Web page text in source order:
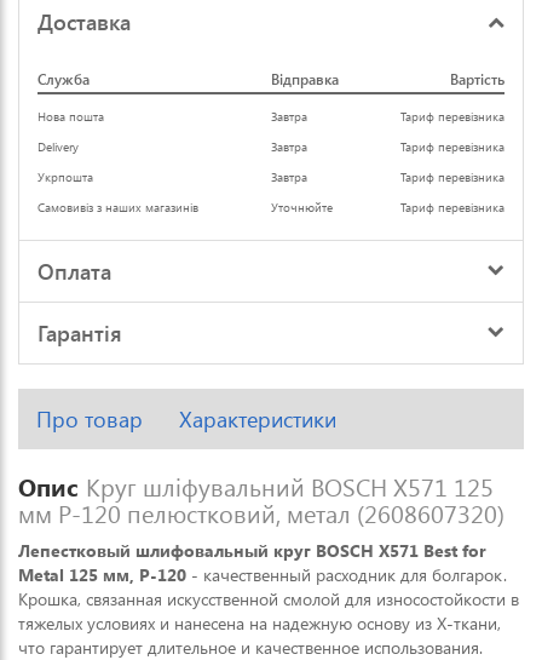
Доставка
Служба Відправка Вартість
Нова пошта Завтра
Тариф перевізника
Delivery
Завтра
Тариф перевізника
Укрпошта
Завтра
Тариф перевізника
Самовивіз з наших магазинів
Уточнюйте Тариф перевізника
Оплата
Гарантія
Про товар Характеристики
Опис Круг шліфувальний BOSCH X571 125
мм P-120 пелюстковий, метал (2608607320)
Лепестковый шлифовальный круг BOSCH X571 Best for
Metal 125 мм, P-120 - качественный расходник для болгарок.
Крошка, связанная искусственной смолой для износостойкости в
тяжелых условиях и нанесена на надежную основу из Х-ткани,
что гарантирует длительное и качественное использования.